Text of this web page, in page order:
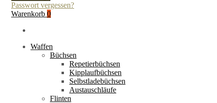
Passwort vergessen?
Warenkorb 0
Waffen
Büchsen
Repetierbüchsen
Kipplaufbüchsen
Selbstladebüchsen
Austauschläufe
Flinten